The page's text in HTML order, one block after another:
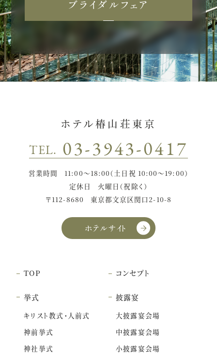
ブライダルフェア
ホテル椿山荘東京
TEL. 03-3943-0417
営業時間
11:00〜18:00（土日祝 10:00〜19:00）
定休日
火曜日（祝除く）
〒112-8680
東京都文京区関口2-10-8
ホテルサイト
TOP コンセプト
挙式
キリスト教式・人前式
神前挙式
神社挙式
披露宴
大披露宴会場
中披露宴会場
小披露宴会場